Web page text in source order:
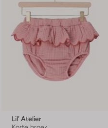
Lil' Atelier